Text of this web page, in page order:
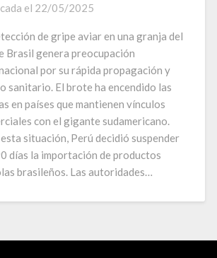
el 22/05/2025
de gripe aviar en una granja del
Brasil genera preocupación
por su rápida propagación y
sanitario. El brote ha encendido las
en países que mantienen vínculos
con el gigante sudamericano.
situación, Perú decidió suspender
días la importación de productos
brasileños. Las autoridades…